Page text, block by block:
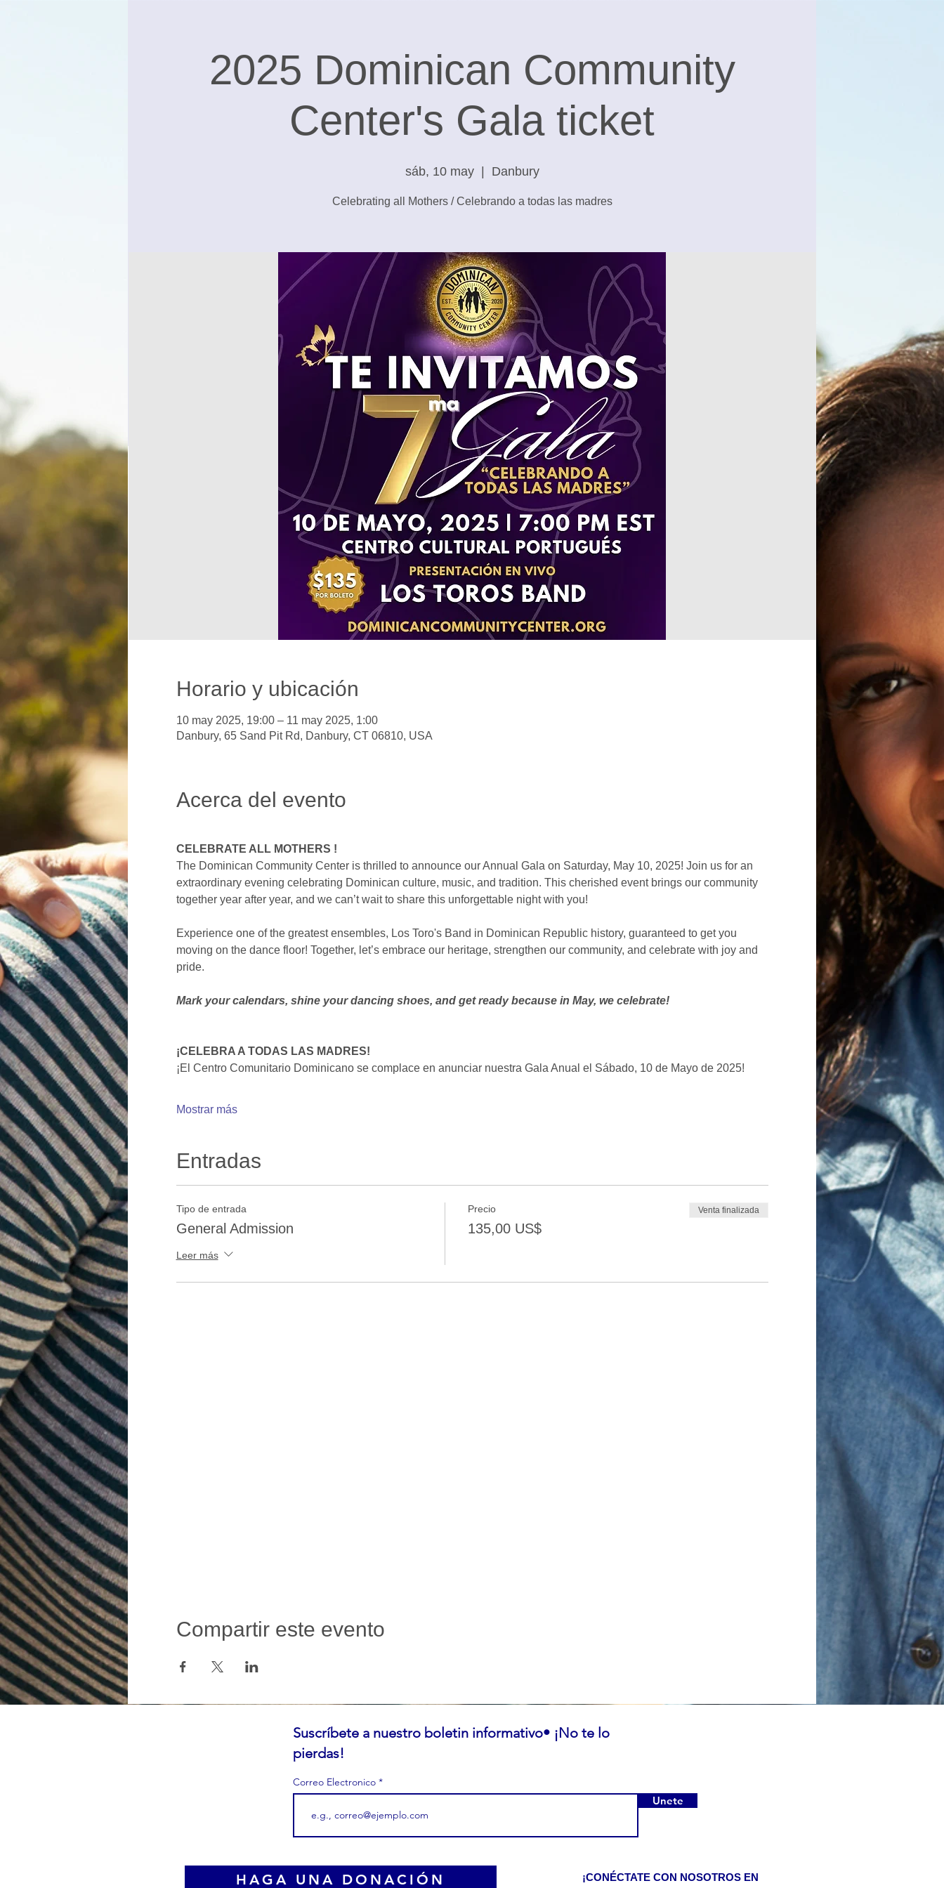
2025 Dominican Community
Center's Gala ticket
sáb, 10 may
  |
Danbury
Celebrating all Mothers / Celebrando a todas las madres
Horario y ubicación
10 may 2025, 19:00 – 11 may 2025, 1:00
Danbury, 65 Sand Pit Rd, Danbury, CT 06810, USA
Acerca del evento
CELEBRATE ALL MOTHERS !
The Dominican Community Center is thrilled to announce our Annual Gala on Saturday, May 10, 2025! Join us for an
extraordinary evening celebrating Dominican culture, music, and tradition. This cherished event brings our community
together year after year, and we can’t wait to share this unforgettable night with you!
Experience one of the greatest ensembles, Los Toro's Band in Dominican Republic history, guaranteed to get you
moving on the dance floor! Together, let’s embrace our heritage, strengthen our community, and celebrate with joy and
pride.
Mark your calendars, shine your dancing shoes, and get ready because in May, we celebrate!
¡CELEBRA A TODAS LAS MADRES!
¡El Centro Comunitario Dominicano se complace en anunciar nuestra Gala Anual el Sábado, 10 de Mayo de 2025!
Mostrar más
Entradas
Tipo de entrada
General Admission
Leer más
Precio
135,00 US$
Venta finalizada
Compartir este evento
Suscríbete a nuestro boletin informativo• ¡No te lo
pierdas!
Correo Electronico
Unete
HAGA UNA DONACIÓN
¡CONÉCTATE CON NOSOTROS EN